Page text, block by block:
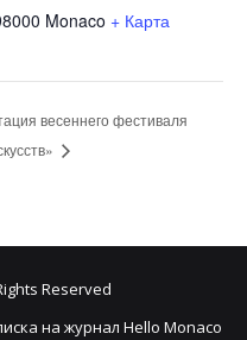
Monaco + Карта
весеннего фестиваля
Reserved
на журнал Hello Monaco